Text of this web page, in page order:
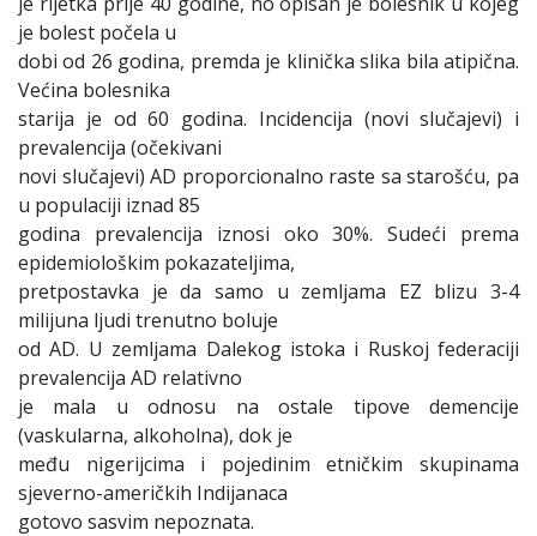
je bolest počela u
dobi od 26 godina, premda je klinička slika bila atipična.
Većina bolesnika
starija je od 60 godina. Incidencija (novi slučajevi) i
prevalencija (očekivani
novi slučajevi) AD proporcionalno raste sa starošću, pa
u populaciji iznad 85
godina prevalencija iznosi oko 30%. Sudeći prema
epidemiološkim pokazateljima,
pretpostavka je da samo u zemljama EZ blizu 3-4
milijuna ljudi trenutno boluje
od AD. U zemljama Dalekog istoka i Ruskoj federaciji
prevalencija AD relativno
je mala u odnosu na ostale tipove demencije
(vaskularna, alkoholna), dok je
među nigerijcima i pojedinim etničkim skupinama
sjeverno-američkih Indijanaca
gotovo sasvim nepoznata.